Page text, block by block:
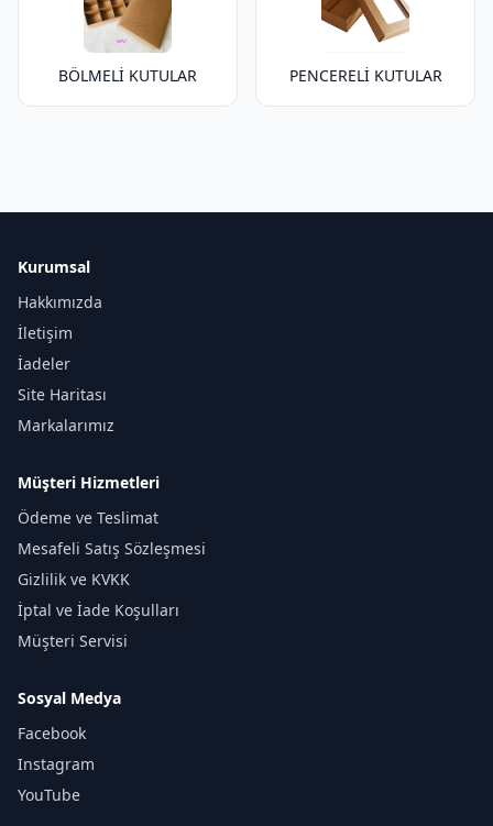
BÖLMELİ KUTULAR PENCERELİ KUTULAR
Kurumsal
Hakkımızda
İletişim
İadeler
Site Haritası
Markalarımız
Müşteri Hizmetleri
Ödeme ve Teslimat
Mesafeli Satış Sözleşmesi
Gizlilik ve KVKK
İptal ve İade Koşulları
Müşteri Servisi
Sosyal Medya
Facebook
Instagram
YouTube